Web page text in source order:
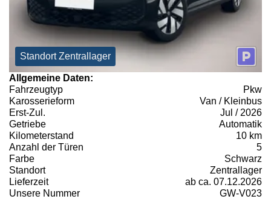
Standort Zentrallager
Allgemeine Daten:
Fahrzeugtyp
Pkw
Karosserieform
Van / Kleinbus
Erst-Zul.
Jul / 2026
Getriebe
Automatik
Kilometerstand
10 km
Anzahl der Türen
5
Farbe
Schwarz
Standort
Zentrallager
Lieferzeit
ab ca. 07.12.2026
Unsere Nummer
GW-V023